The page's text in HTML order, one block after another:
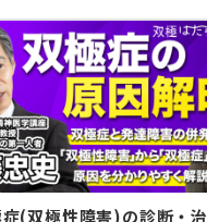
(双極性障害)の診断・治